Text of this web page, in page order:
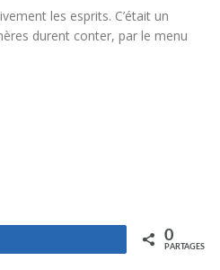
les esprits. C’était un
durent conter, par le menu
0
PARTAGES